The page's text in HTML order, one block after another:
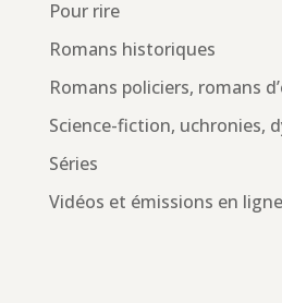
Pour rire
Romans historiques
Romans policiers, romans
Science-fiction, uchronies,
Séries
Vidéos et émissions en ligne